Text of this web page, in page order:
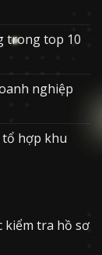
trong top 10
nghiệp
hợp khu
kiểm tra hồ sơ